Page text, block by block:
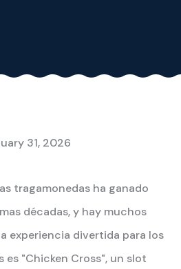
31, 2026
tragamonedas ha ganado
décadas, y hay muchos
experiencia divertida para los
es "Chicken Cross", un slot